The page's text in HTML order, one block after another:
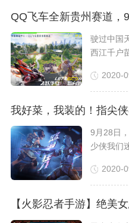
QQ飞车全新贵州赛道，
驶过中国
西江千户
2020-
9月28日
少侠我们
2020-